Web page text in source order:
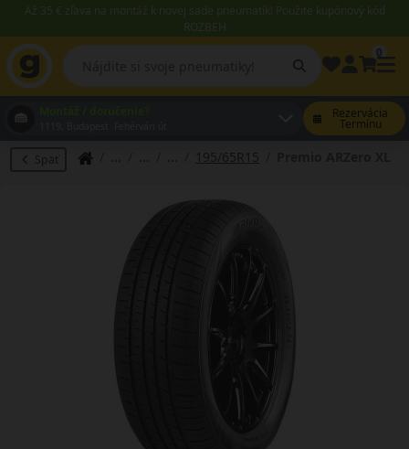
Až 35 € zľava na montáž k novej sade pneumatík! Použite kupónový kód
ROZBEH
Rezervácia
Termínu
Späť 195/65R15